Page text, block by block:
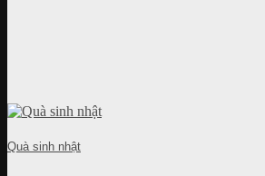
Quà sinh nhật